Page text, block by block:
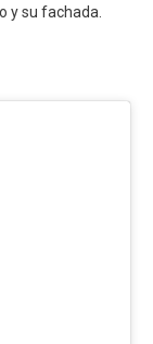
y su fachada.